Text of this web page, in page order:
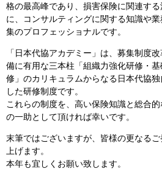
格の最高峰であり、損害保険に関連す
に、コンサルティングに関する知識や
集のプロフェッショナルです。
「日本代協アカデミー」は、募集制度
備に有用な三本柱「組織力強化研修・
修」のカリキュラムからなる日本代協
した研修制度です。
これらの制度を、高い保険知識と総合
の一助として頂ければ幸いです。
末筆ではございますが、皆様の更なる
上げます。
本年も宜しくお願い致します。